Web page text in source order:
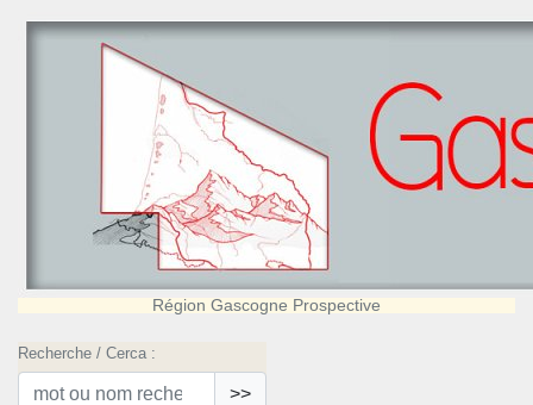
Région Gascogne Prospective
Recherche / Cerca :
>>